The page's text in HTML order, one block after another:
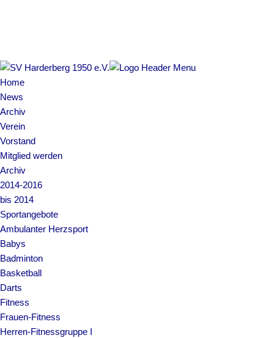
Home
News
Archiv
Verein
Vorstand
Mitglied werden
Archiv
2014-2016
bis 2014
Sportangebote
Ambulanter Herzsport
Babys
Badminton
Basketball
Darts
Fitness
Frauen-Fitness
Herren-Fitnessgruppe I